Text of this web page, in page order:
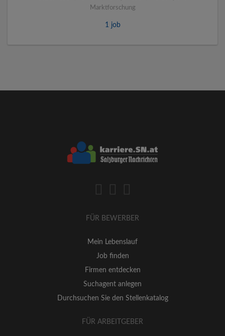
Marktforschung
1 job
FÜR BEWERBER
Mein Lebenslauf
Job finden
Firmen entdecken
Suchagent anlegen
Durchsuchen Sie den Stellenkatalog
FÜR ARBEITGEBER